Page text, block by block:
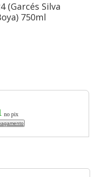
(Garcés Silva
750ml
no pix